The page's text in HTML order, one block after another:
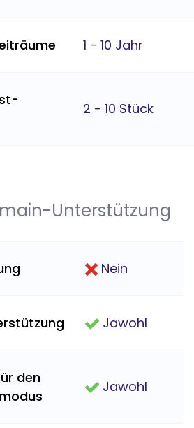
1 - 10 Jahr
2 - 10 Stück
Unterstützung
Nein
Jawohl
den
Jawohl